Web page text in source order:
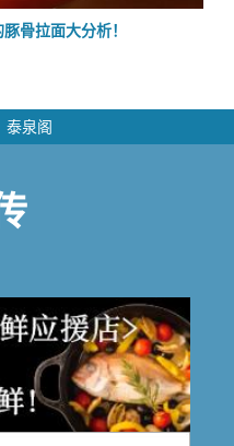
骨拉面大分析！
泰泉阁